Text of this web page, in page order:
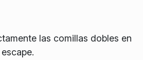
las comillas dobles en